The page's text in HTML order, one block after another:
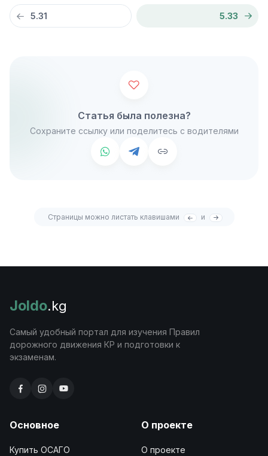
5.31 5.33
Статья была полезна?
Сохраните ссылку или поделитесь с водителями
Страницы можно листать клавишами и
Joldo.kg
Самый удобный портал для изучения Правил
дорожного движения КР и подготовки к
экзаменам.
Основное
Купить ОСАГО
О проекте
О проекте